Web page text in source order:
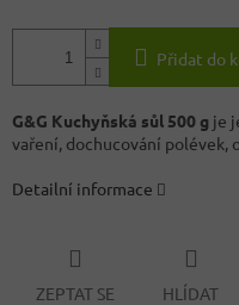
Přidat do
G&G Kuchyňská sůl 500 g je
vaření, dochucování polévek,
Detailní informace
ZEPTAT SE HLÍDAT